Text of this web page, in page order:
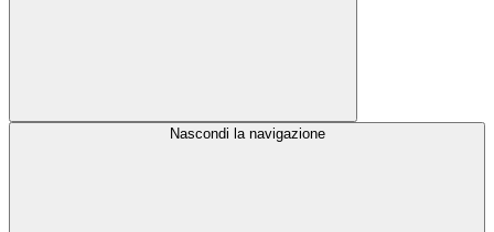
Nascondi la navigazione